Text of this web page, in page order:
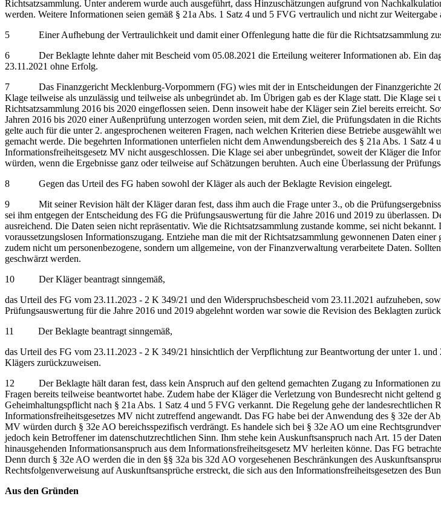
Richtsatzsammlung. Unter anderem wurde auch ausgeführt, dass Hinzuschätzungen aufgrund von
werden. Weitere Informationen seien gemäß § 21a Abs. 1 Satz 4 und 5 FVG vertraulich und nicht zur
5 Einer Aufhebung der Vertraulichkeit und damit einer Offenlegung hatte die für die Richtsatzsammlung
6 Der Beklagte lehnte daher mit Bescheid vom 05.08.2021 die Erteilung weiterer Informationen ab. Ein
23.11.2021 ohne Erfolg.
7 Das Finanzgericht Mecklenburg-Vorpommern (FG) wies mit der in Entscheidungen der Finanzgerichte
Klage teilweise als unzulässig und teilweise als unbegründet ab. Im Übrigen gab es der Klage statt. Die Klage
Richtsatzsammlung 2016 bis 2020 eingeflossen seien. Denn insoweit habe der Kläger sein Ziel bereits erreicht.
Jahren 2016 bis 2020 einer Außenprüfung unterzogen worden seien, mit dem Ziel, die Prüfungsdaten in die
gelte auch für die unter 2. angesprochenen weiteren Fragen, nach welchen Kriterien diese Betriebe ausgewählt
gemacht werde. Die begehrten Informationen unterfielen nicht dem Anwendungsbereich des § 21a Abs. 1 Satz
Informationsfreiheitsgesetz MV nicht ausgeschlossen. Die Klage sei aber unbegründet, soweit der Kläger die
würden, wenn die Ergebnisse ganz oder teilweise auf Schätzungen beruhten. Auch eine Überlassung der
8 Gegen das Urteil des FG haben sowohl der Kläger als auch der Beklagte Revision eingelegt.
9 Mit seiner Revision hält der Kläger daran fest, dass ihm auch die Frage unter 3., ob die
sei ihm entgegen der Entscheidung des FG die Prüfungsauswertung für die Jahre 2016 und 2019 zu
ausreichend. Die Daten seien nicht repräsentativ. Wie die Richtsatzsammlung zustande komme, sei nicht
voraussetzungslosen Informationszugang. Entziehe man die mit der Richtsatzsammlung gewonnenen Daten
zudem nicht um personenbezogene, sondern um allgemeine, von der Finanzverwaltung verarbeitete Daten.
geschwärzt werden.
10 Der Kläger beantragt sinngemäß,
das Urteil des FG vom 23.11.2023 - 2 K 349/21 und den Widerspruchsbescheid vom 23.11.2021 aufzuheben,
Prüfungsauswertung für die Jahre 2016 und 2019 abgelehnt worden war sowie die Revision des Beklagten
11 Der Beklagte beantragt sinngemäß,
das Urteil des FG vom 23.11.2023 - 2 K 349/21 hinsichtlich der Verpflichtung zur Beantwortung der unter 1.
Klägers zurückzuweisen.
12 Der Beklagte hält daran fest, dass kein Anspruch auf den geltend gemachten Zugang zu Informationen
Fragen bereits teilweise beantwortet habe. Zudem habe der Kläger die Verletzung von Bundesrecht nicht
Geheimhaltungspflicht nach § 21a Abs. 1 Satz 4 und 5 FVG verkannt. Die Regelung gehe der
Informationsfreiheitsgesetzes MV nicht zutreffend angewandt. Das FG habe bei der Anwendung des § 32e der
MV würden durch § 32e AO bereichsspezifisch verdrängt. Es handele sich bei § 32e AO um eine
jedoch kein Betroffener im datenschutzrechtlichen Sinn. Ihm stehe kein Auskunftsanspruch nach Art. 15 der
hinausgehenden Informationsanspruch aus dem Informationsfreiheitsgesetz MV herleiten könne. Das FG
Denn durch § 32e AO werden die in den §§ 32a bis 32d AO vorgesehenen Beschränkungen des
Rechtsfolgenverweisung auf Auskunftsansprüche erstreckt, die sich aus den Informationsfreiheitsgesetzen des
Aus den Gründen